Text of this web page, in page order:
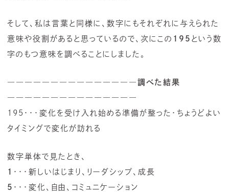
そして、私は言葉と同様に、数字にもそれぞれに与えられた
意味や役割があると思っているので、次にこの 195 という数
字のもつ意味を調べることにしました。
――――――――――――――― 調べた結果
―――――――――――――――
195・・・変化を受け入れ始める準備が整った・ちょうどよい
タイミングで変化が訪れる
数字単体で見たとき、
1 ・・・新しいはじまり、リーダシップ、成長
5 ・・・変化、自由、コミュニケーション